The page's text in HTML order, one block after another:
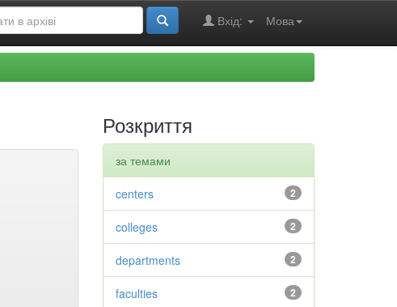
Мова
Вхід:
Розкриття
за темами
2
centers
2
colleges
2
departments
2
faculties